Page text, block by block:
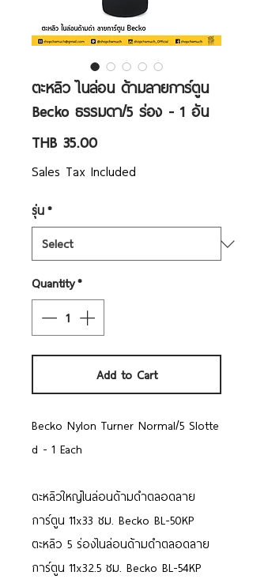
ตะหลิว ไนล่อน ด้ามลายการ์ตูน
Becko ธรรมดา/5 ร่อง - 1 อัน
THB 35.00Price
Sales Tax Included
รุ่น*
Quantity*
Add to Cart
Becko Nylon Turner Normal/5 Slotte
d - 1 Each
ตะหลิวใหญ่ไนล่อนด้ามดำตลอดลาย
การ์ตูน 11x33 ซม. Becko BL-50KP
ตะหลิว 5 ร่องไนล่อนด้ามดำตลอดลาย
การ์ตูน 11x32.5 ซม. Becko BL-54KP